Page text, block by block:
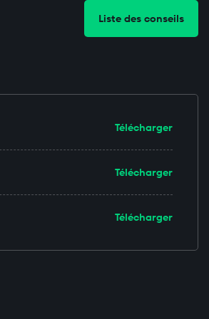
Liste des conseils
Télécharger
Télécharger
Télécharger